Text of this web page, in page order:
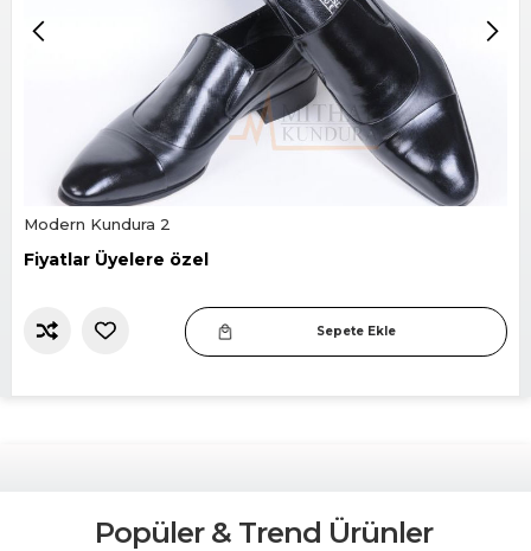
Modern Kundura 2
Fiyatlar Üyelere özel
Sepete Ekle
Popüler & Trend Ürünler